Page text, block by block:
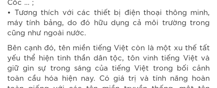
• Tương thích với các thiết bị điện thoại thông minh,
máy tính bảng, do đó hữu dụng cả môi trường trong
cũng như ngoài nước.
Bên cạnh đó, tên miền tiếng Việt còn là một xu thế tất
yếu thể hiện tinh thần dân tộc, tôn vinh tiếng Việt và
giữ gìn sự trong sáng của tiếng Việt trong bối cảnh
toàn cầu hóa hiện nay. Có giá trị và tính năng hoàn